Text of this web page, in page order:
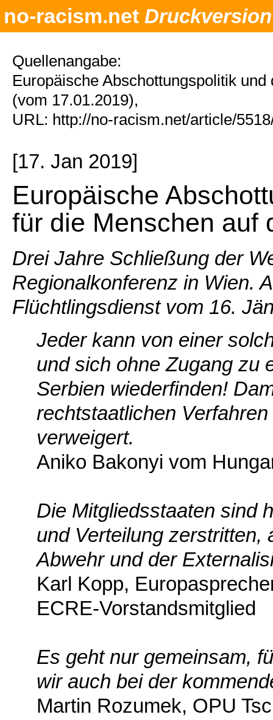
no-racism.net Druckversion
Quellenangabe:
Europäische Abschottungspolitik
(vom 17.01.2019),
URL: http://no-racism.net/article/
[17. Jan 2019]
Europäische
für die Menschen auf
Drei Jahre Schließung der
Regionalkonferenz in Wien.
Flüchtlingsdienst vom 16.
Jeder kann von einer
und sich ohne Zugang zu
Serbien wiederfinden!
rechtstaatlichen
verweigert.
Aniko Bakonyi vom
Die Mitgliedsstaaten sind
und Verteilung zerstritten,
Abwehr und der
Karl Kopp,
ECRE-Vorstandsmitglied
Es geht nur gemeinsam,
wir auch bei der
Martin Rozumek, OPU